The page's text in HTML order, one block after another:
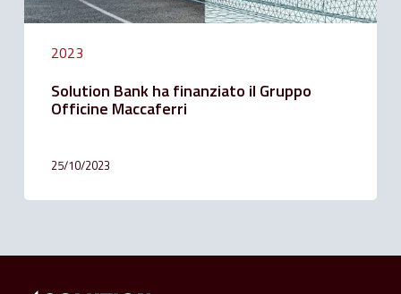
2023
Solution Bank ha finanziato il Gruppo
Officine Maccaferri
25/10/2023